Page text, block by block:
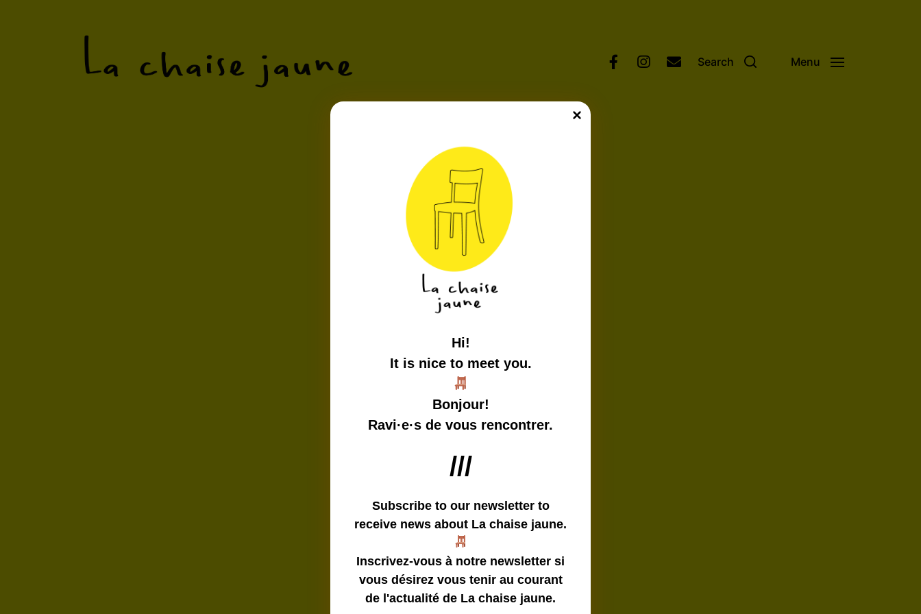
Un collectif tentaculaire qui publie des zines Search Menu
Hi!
It is nice to meet you.
Bonjour!
Ravi·e·s de vous rencontrer.
///
Subscribe to our newsletter to
receive news about La chaise jaune.
Inscrivez-vous à notre newsletter si
vous désirez vous tenir au courant
de l'actualité de La chaise jaune.